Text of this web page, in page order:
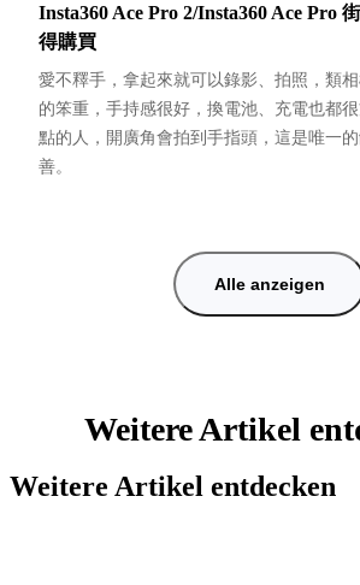
Insta360 Ace Pro 2/Insta360 Ace Pro
得購買
愛不釋手，拿起來就可以錄影、拍照，類
的笨重，手持感很好，換電池、充電也都
點的人，開廣角會拍到手指頭，這是唯一
善。
Alle anzeigen
Weitere Artikel
Weitere Artikel entdecken